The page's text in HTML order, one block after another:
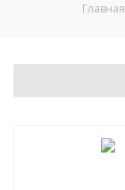
Главная